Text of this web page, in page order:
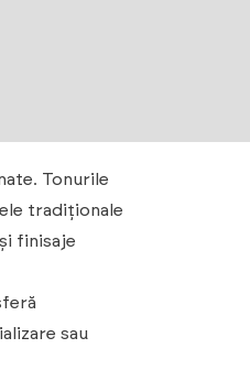
Tonurile
tradiționale
finisaje
sau